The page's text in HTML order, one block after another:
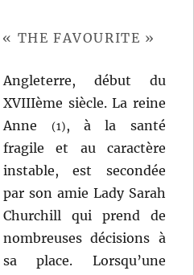
THE FAVOURITE »
Angleterre, début du
XVIIIème siècle. La reine
Anne
(1), à la santé
fragile et au caractère
instable, est secondée
par son amie Lady Sarah
Churchill qui prend de
nombreuses décisions à
sa place. Lorsqu’une